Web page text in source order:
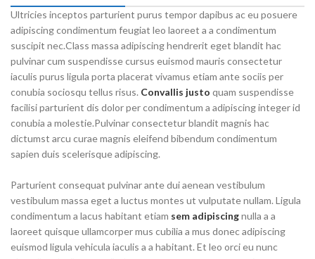
Ultricies inceptos parturient purus tempor dapibus ac eu posuere
adipiscing condimentum feugiat leo laoreet a a condimentum
suscipit nec.Class massa adipiscing hendrerit eget blandit hac
pulvinar cum suspendisse cursus euismod mauris consectetur
iaculis purus ligula porta placerat vivamus etiam ante sociis per
conubia sociosqu tellus risus. Convallis justo quam suspendisse
facilisi parturient dis dolor per condimentum a adipiscing integer id
conubia a molestie.Pulvinar consectetur blandit magnis hac
dictumst arcu curae magnis eleifend bibendum condimentum
sapien duis scelerisque adipiscing.
Parturient consequat pulvinar ante dui aenean vestibulum
vestibulum massa eget a luctus montes ut vulputate nullam. Ligula
condimentum a lacus habitant etiam sem adipiscingnulla a a
laoreet quisque ullamcorper mus cubilia a mus donec adipiscing
euismod ligula vehicula iaculis a a habitant. Et leo orci eu nunc